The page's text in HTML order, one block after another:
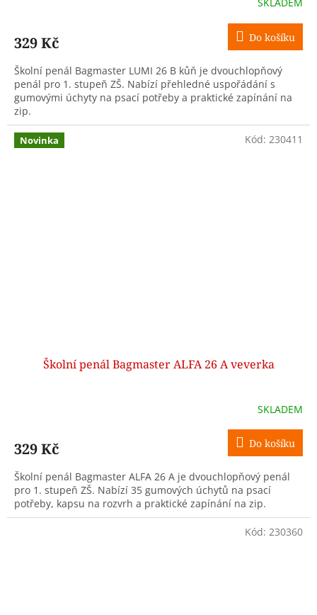
329 Kč Do košíku
Školní penál Bagmaster LUMI 26 B kůň je dvouchlopňový
penál pro 1. stupeň ZŠ. Nabízí přehledné uspořádání s
gumovými úchyty na psací potřeby a praktické zapínání na
zip.
Novinka
Školní penál Bagmaster ALFA 26 A veverka
SKLADEM
329 Kč Do košíku
Školní penál Bagmaster ALFA 26 A je dvouchlopňový penál
pro 1. stupeň ZŠ. Nabízí 35 gumových úchytů na psací
potřeby, kapsu na rozvrh a praktické zapínání na zip.
Kód: 230411
Kód: 230360